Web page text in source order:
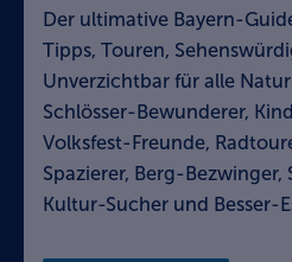
Der ultimative Bayern-
Tipps, Touren,
Unverzichtbar für alle
Schlösser-Bewunderer,
Volksfest-Freunde,
Spazierer, Berg-Bezwinger,
Kultur-Sucher und Besser-